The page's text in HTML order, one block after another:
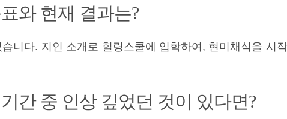
와 현재 결과는?
니다. 지인 소개로 힐링스쿨에 입학하여, 현미채식을 시
간 중 인상 깊었던 것이 있다면?